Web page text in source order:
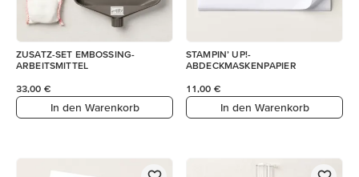
ZUSATZ-SET EMBOSSING-
ARBEITSMITTEL
33,00 €
In den Warenkorb
STAMPIN’ UP!-
ABDECKMASKENPAPIER
11,00 €
In den Warenkorb